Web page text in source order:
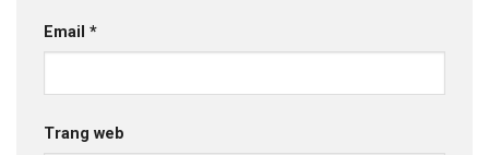
Email *
Trang web